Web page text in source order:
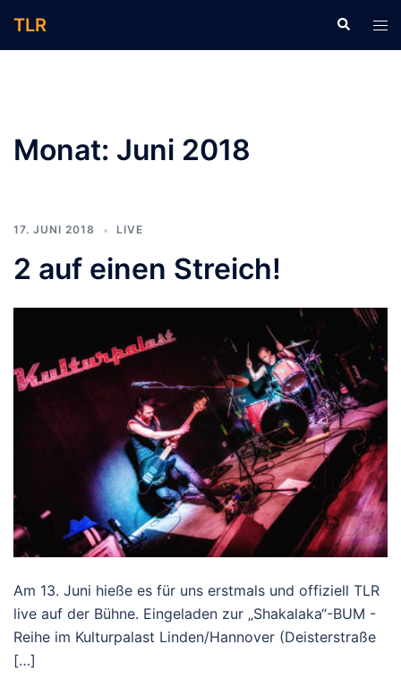
Inhalt
TLR Suche
Monat: Juni 2018
17. JUNI 2018 LIVE
2 auf einen Streich!
Am 13. Juni hieße es für uns erstmals und offiziell TLR
live auf der Bühne. Eingeladen zur „Shakalaka“-BUM -
Reihe im Kulturpalast Linden/Hannover (Deisterstraße
[…]